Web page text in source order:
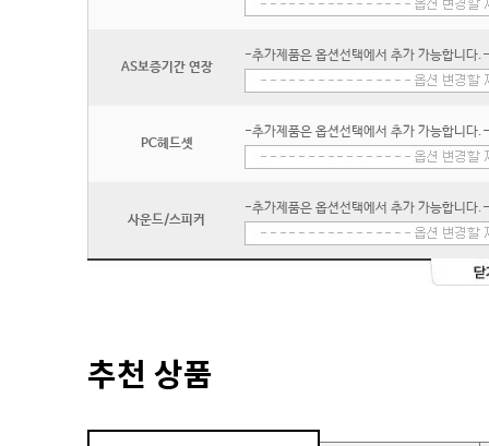
AS보증기간 연장
-추가제품은 옵션선택에서 추가 가능합니다.-
PC헤드셋
-추가제품은 옵션선택에서 추가 가능합니다.-
사운드/스피커
-추가제품은 옵션선택에서 추가 가능합니다.-
추천 상품